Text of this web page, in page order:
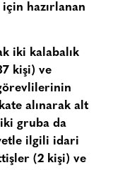
hazırlanan
iki kalabalık
kişi) ve
alınarak alt
gruba da
ilgili idari
(2 kişi) ve